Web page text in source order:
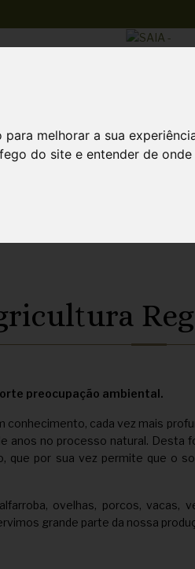
melhorar a sua
do site e entender de
preocupação ambiental.
cada vez mais
anos no processo natural. Desta
que por sua vez permite que o
ovelhas, porcos, vacas,
grande parte da nossa